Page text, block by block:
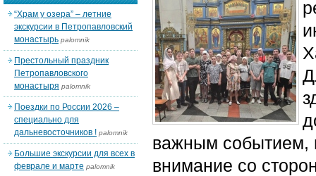
важным событием,
внимание со
“Храм у озера” – летние
экскурсии в Петропавловский
монастырь palomnik
Престольный праздник
Петропавловского
монастыря palomnik
Поездки по России 2026 –
специально для
дальневосточников ! palomnik
Большие экскурсии для всех в
феврале и марте palomnik